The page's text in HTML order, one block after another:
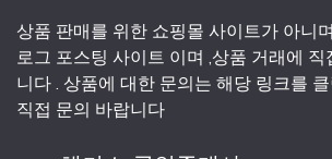
상품 판매를 위한 쇼핑몰 사이트가 아니
로그 포스팅 사이트 이며 ,상품 거래에
니다 . 상품에 대한 문의는 해당 링크를
직접 문의 바랍니다